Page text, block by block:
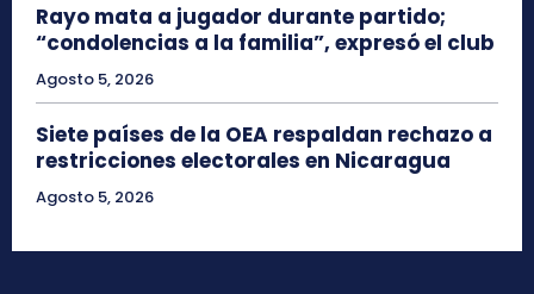
Rayo mata a jugador durante partido;
“condolencias a la familia”, expresó el club
Agosto 5, 2026
Siete países de la OEA respaldan rechazo a
restricciones electorales en Nicaragua
Agosto 5, 2026